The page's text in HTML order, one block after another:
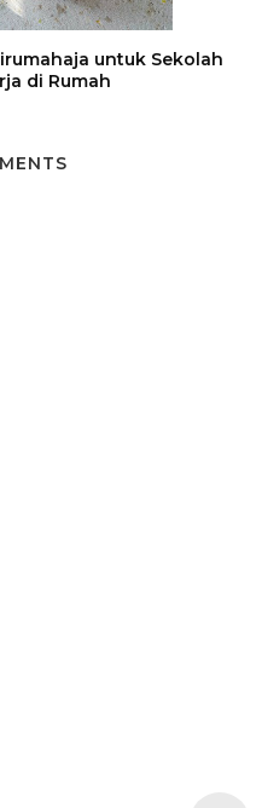
untuk Sekolah
di Rumah